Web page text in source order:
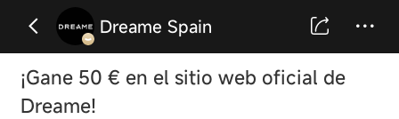
Dreame Spain
¡Gane 50 € en el sitio web oficial de
Dreame!